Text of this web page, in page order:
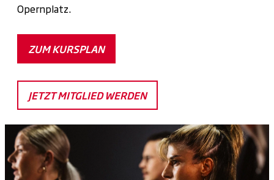
Opernplatz.
ZUM KURSPLAN
JETZT MITGLIED WERDEN